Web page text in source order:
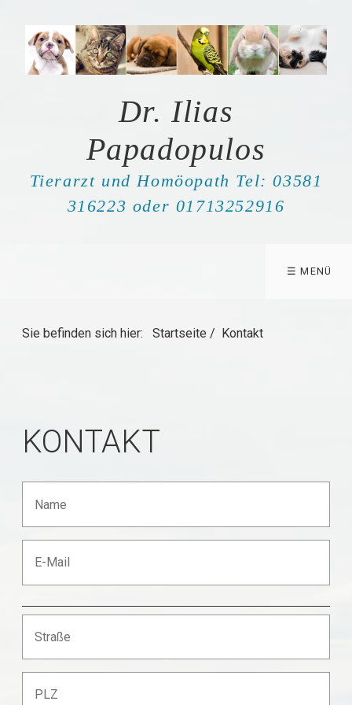
Dr. Ilias
Papadopulos
Tierarzt und Homöopath Tel: 03581
316223 oder 01713252916
☰ MENÜ
Sie befinden sich hier: Startseite / Kontakt
KONTAKT